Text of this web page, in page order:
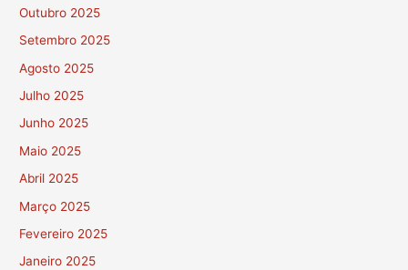
Outubro 2025
Setembro 2025
Agosto 2025
Julho 2025
Junho 2025
Maio 2025
Abril 2025
Março 2025
Fevereiro 2025
Janeiro 2025